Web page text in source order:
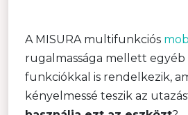
A MISURA multifunkciós
rugalmassága mellett egyéb
funkciókkal is rendelkezik,
kényelmessé teszik az